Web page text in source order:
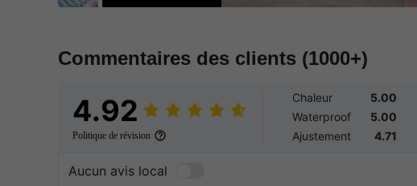
Commentaires des clients (1000+)
4.92
Politique de révision
Chaleur
5.00
Waterproof
5.00
Ajustement
4.71
Aucun avis local